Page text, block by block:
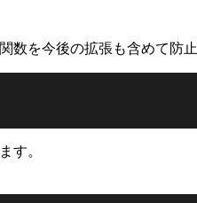
を今後の拡張も含めて防止
す。